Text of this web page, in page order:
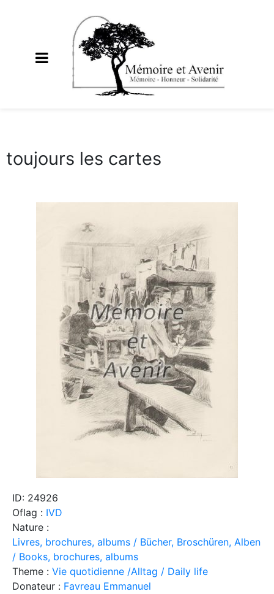
toujours les cartes
ID: 24926
Oflag : IVD
Nature :
Livres, brochures, albums / Bücher, Broschüren, Alben
/ Books, brochures, albums
Theme : Vie quotidienne /Alltag / Daily life
Donateur : Favreau Emmanuel